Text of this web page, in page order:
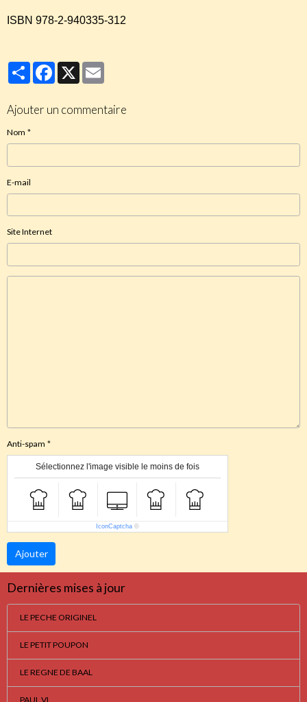
ISBN 978-2-940335-312
PartagerFacebook
X
Ajouter un commentaire
Nom
E-mail
Site Internet
Anti-spam
Sélectionnez l'image visible le moins de fois
IconCaptcha ©
Ajouter
Dernières mises à jour
LE PECHE ORIGINEL
LE PETIT POUPON
LE REGNE DE BAAL
PAUL VI